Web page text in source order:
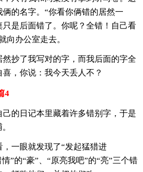
的名字。“你看你俩错的居然一
是后面错了。你呢？全错！自己看
向办公室走去。
抄了我写对的字，而我后面的字全
，你说：我今天丢人不？
4
的日记本里藏着许多错别字，于是
一眼就发现了“发起猛猎进
”的“豪”、“原亮我吧”的“亮”三个错